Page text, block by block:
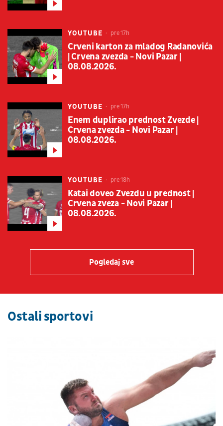
YOUTUBE pre 17h
Crveni karton za mladog Radanovića
| Crvena zvezda - Novi Pazar |
08.08.2026.
YOUTUBE pre 17h
Enem duplirao prednost Zvezde |
Crvena zvezda - Novi Pazar |
08.08.2026.
YOUTUBE pre 18h
Katai doveo Zvezdu u prednost |
Crvena zveza - Novi Pazar |
08.08.2026.
Pogledaj sve
Ostali sportovi